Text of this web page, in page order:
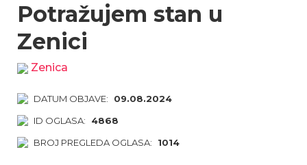
Potražujem stan u
Zenici
Zenica
DATUM OBJAVE:
09.08.2024
ID OGLASA:
4868
BROJ PREGLEDA OGLASA:
1014